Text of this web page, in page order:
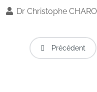
Dr Christophe
ArticlePrécédent